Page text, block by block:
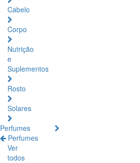
Cabelo
Corpo
Nutrição
e
Suplementos
Rosto
Solares
Perfumes
Perfumes
Ver
todos